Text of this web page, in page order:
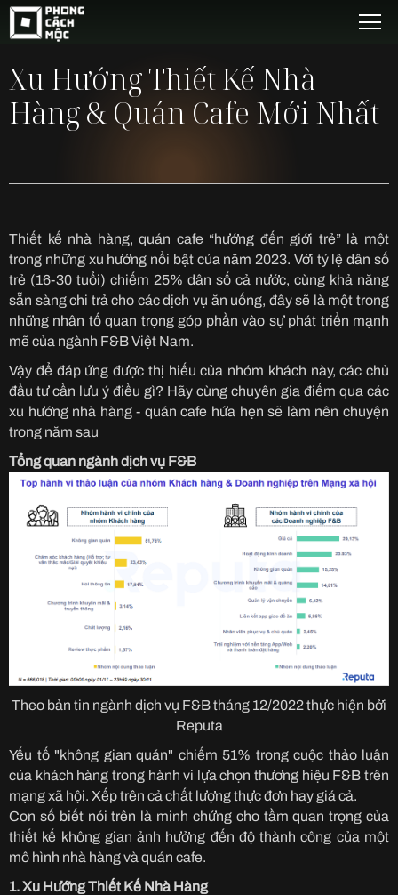
Xu Hướng Thiết Kế Nhà
Hàng & Quán Cafe Mới Nhất
Thiết kế nhà hàng, quán cafe “hướng đến giới trẻ” là một
trong những xu hướng nổi bật của năm 2023. Với tỷ lệ dân số
trẻ (16-30 tuổi) chiếm 25% dân số cả nước, cùng khả năng
sẵn sàng chi trả cho các dịch vụ ăn uống, đây sẽ là một trong
những nhân tố quan trọng góp phần vào sự phát triển mạnh
mẽ của ngành F&B Việt Nam.
Vậy để đáp ứng được thị hiếu của nhóm khách này, các chủ
đầu tư cần lưu ý điều gì? Hãy cùng chuyên gia điểm qua các
xu hướng nhà hàng - quán cafe hứa hẹn sẽ làm nên chuyện
trong năm sau
Tổng quan ngành dịch vụ F&B
Theo bản tin ngành dịch vụ F&B tháng 12/2022 thực hiện bởi
Reputa
Yếu tố "không gian quán" chiếm 51% trong cuộc thảo luận
của khách hàng trong hành vi lựa chọn thương hiệu F&B trên
mạng xã hội. Xếp trên cả chất lượng thực đơn hay giá cả.
Con số biết nói trên là minh chứng cho tầm quan trọng của
thiết kế không gian ảnh hưởng đến độ thành công của một
mô hình nhà hàng và quán cafe.
1. Xu Hướng Thiết Kế Nhà Hàng